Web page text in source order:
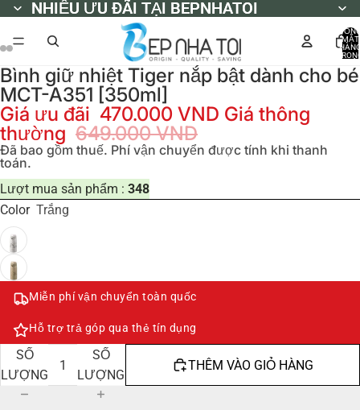
NHIỀU ƯU ĐÃI TẠI BEPNHATOI
NHIỀU ƯU ĐÃI TẠI BEPNHATOI
MẶT
0
Bình giữ nhiệt Tiger nắp bật dành cho bé
MCT-A351 [350ml]
Giá ưu đãi 470.000 VND Giá thông
thường 649.000 VND
Đã bao gồm thuế. Phí vận chuyển được tính khi thanh
toán.
Lượt mua sản phẩm : 348
Color Trắng
Miễn phí vận chuyển toàn quốc
Hỗ trợ trả góp qua thẻ tín dụng
GIẢM
SỐ
LƯỢNG
TĂNG
SỐ
LƯỢNG
THÊM VÀO GIỎ HÀNG